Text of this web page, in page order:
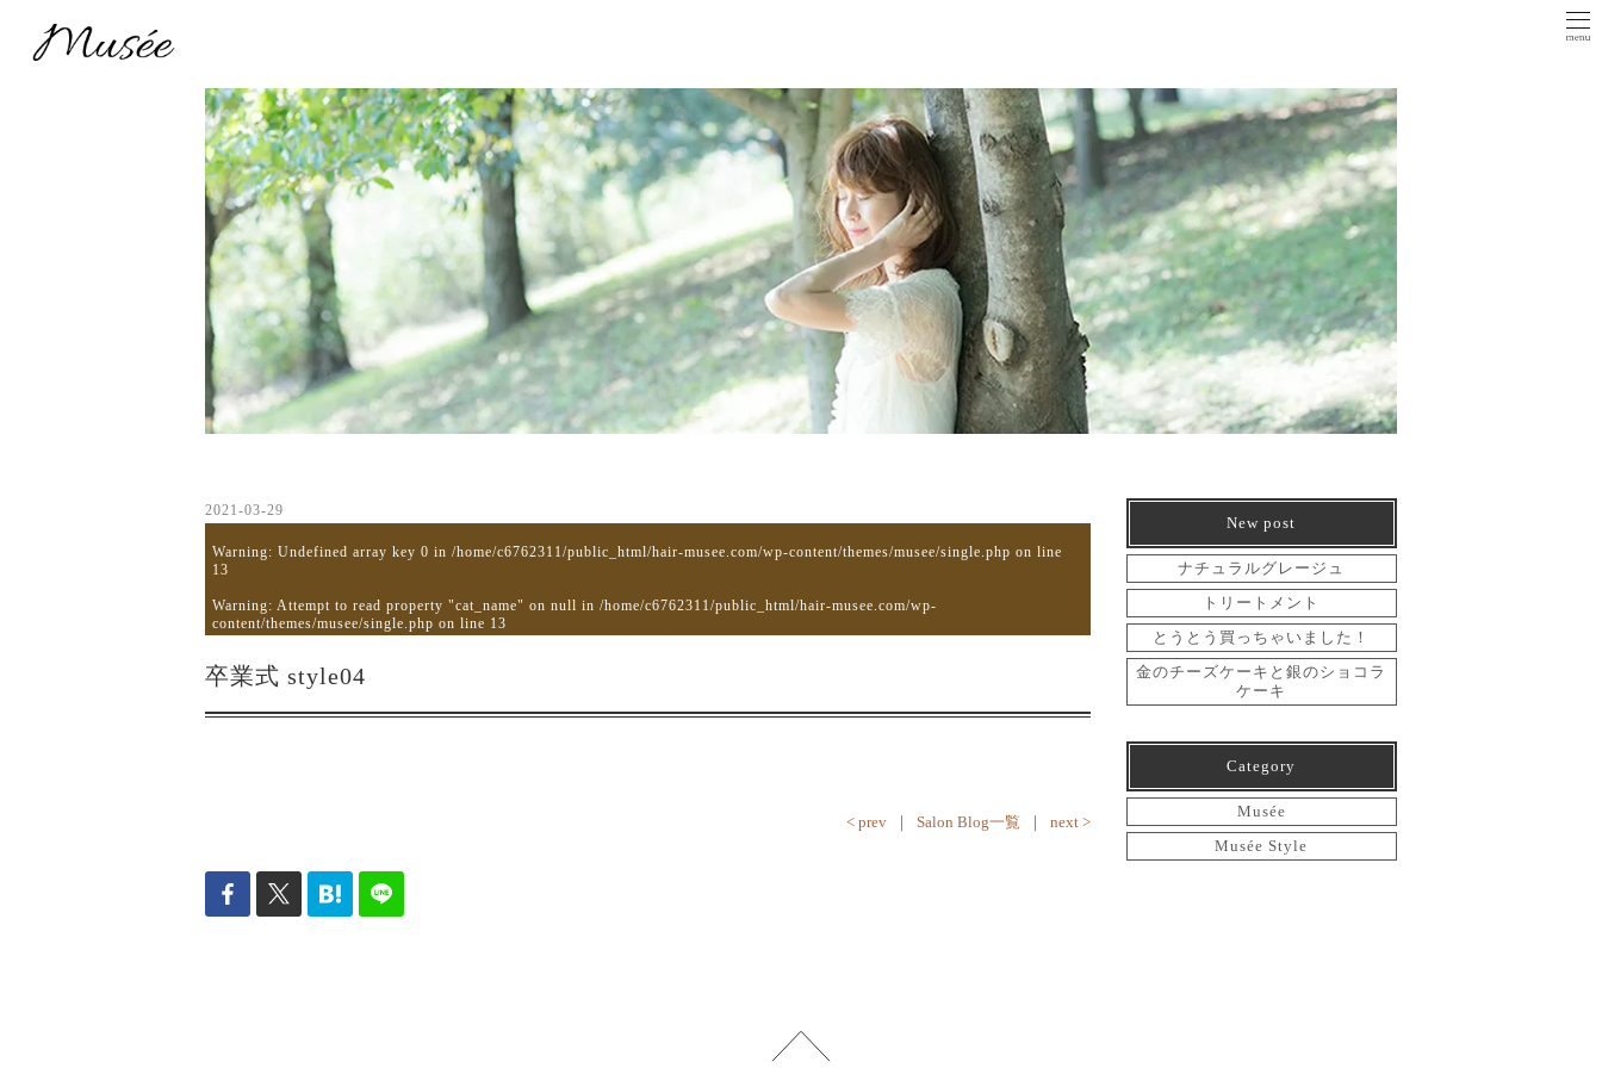
2021-03-29
Warning: Undefined array key 0 in /home/c6762311/public_html/hair-musee.com/wp-content/themes/musee/single.php on line
13
Warning: Attempt to read property "cat_name" on null in /home/c6762311/public_html/hair-musee.com/wp-
content/themes/musee/single.php on line 13
卒業式 style04
< prev｜ Salon Blog一覧 ｜ next >
New post
ナチュラルグレージュ
トリートメント
とうとう買っちゃいました！
金のチーズケーキと銀のショコラ
ケーキ
Category
Musée
Musée Style